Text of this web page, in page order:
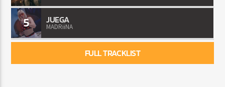
5 JUEGA
MADRiiNA
FULL TRACKLIST